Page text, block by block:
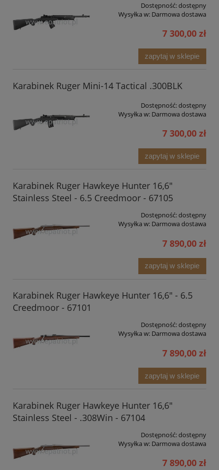
Dostępność:dostępny
Wysyłka w: Darmowa dostawa
7 300,00 zł
zapytaj w sklepie
Karabinek Ruger Mini-14 Tactical .300BLK
Dostępność:dostępny
Wysyłka w: Darmowa dostawa
7 300,00 zł
zapytaj w sklepie
Karabinek Ruger Hawkeye Hunter 16,6"
Stainless Steel - 6.5 Creedmoor - 67105
Dostępność:dostępny
Wysyłka w: Darmowa dostawa
7 890,00 zł
zapytaj w sklepie
Karabinek Ruger Hawkeye Hunter 16,6" - 6.5
Creedmoor - 67101
Dostępność:dostępny
Wysyłka w: Darmowa dostawa
7 890,00 zł
zapytaj w sklepie
Karabinek Ruger Hawkeye Hunter 16,6"
Stainless Steel - .308Win - 67104
Dostępność:dostępny
Wysyłka w: Darmowa dostawa
7 890,00 zł